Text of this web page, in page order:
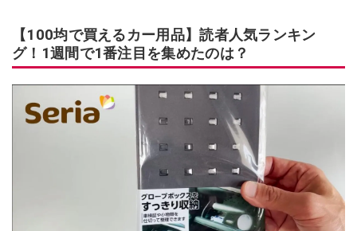
【100均で買えるカー用品】読者人気ランキン
グ！1週間で1番注目を集めたのは？